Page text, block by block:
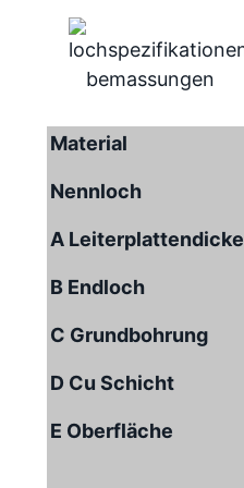
Material
Nennloch
A Leiterplattendicke
B Endloch
C Grundbohrung
D Cu Schicht
E Oberfläche